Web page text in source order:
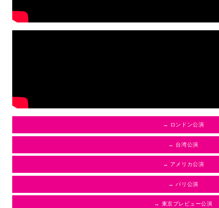
→ ロンドン公演
→ 台湾公演
→ アメリカ公演
→ パリ公演
→ 東京プレビュー公演